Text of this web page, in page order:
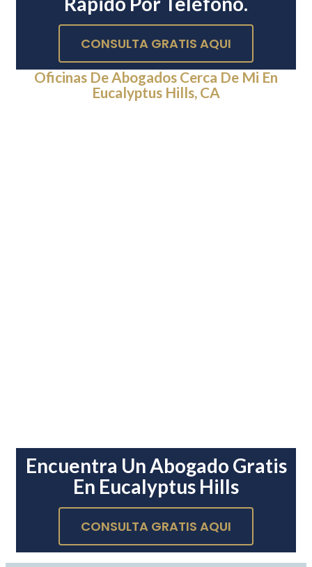
CONSULTA GRATIS AQUI
Oficinas De Abogados Cerca De Mi En
Eucalyptus Hills, CA
Encuentra Un Abogado Gratis
En Eucalyptus Hills
CONSULTA GRATIS AQUI